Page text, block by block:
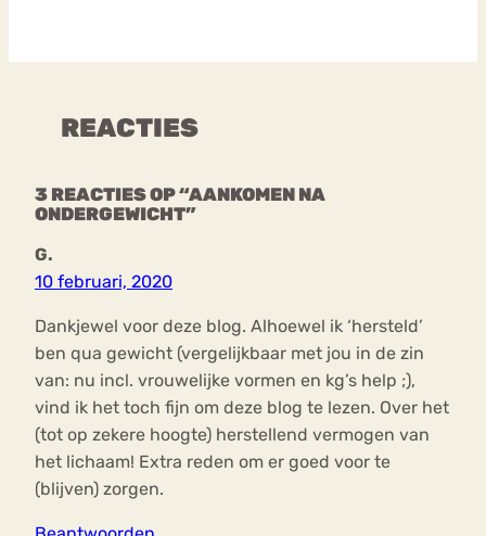
REACTIES
3 REACTIES OP “AANKOMEN NA
ONDERGEWICHT”
G.
10 februari, 2020
Dankjewel voor deze blog. Alhoewel ik ‘hersteld’
ben qua gewicht (vergelijkbaar met jou in de zin
van: nu incl. vrouwelijke vormen en kg’s help ;),
vind ik het toch fijn om deze blog te lezen. Over het
(tot op zekere hoogte) herstellend vermogen van
het lichaam! Extra reden om er goed voor te
(blijven) zorgen.